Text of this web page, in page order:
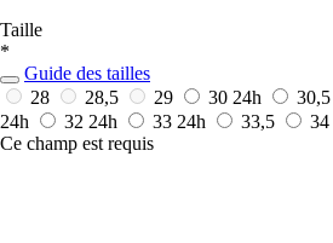
Taille
*
Guide des tailles
28
28,5 29 30 24h 30,5
24h
32 24h 33 24h 33,5 34
Ce champ est requis